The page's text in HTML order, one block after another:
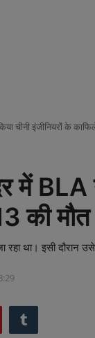
चीनी इंजीनियरों के
BLA
की मौत
रहा था। इसी दौरान